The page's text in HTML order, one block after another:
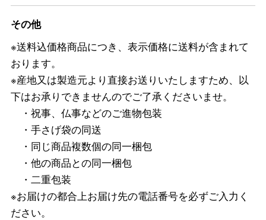
その他
※送料込価格商品につき、表示価格に送料が含まれて
おります。
※産地又は製造元より直接お送りいたしますため、以
下はお承りできませんのでご了承くださいませ。
・祝事、仏事などのご進物包装
・手さげ袋の同送
・同じ商品複数個の同一梱包
・他の商品との同一梱包
・二重包装
※お届けの都合上お届け先の電話番号を必ずご入力く
ださい。